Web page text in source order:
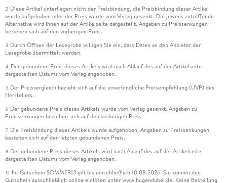
2 Diese Artikel unterliegen nicht der Preisbindung, die Preisbindung dieser Artikel
wurde aufgehoben oder der Preis wurde vom Verlag gesenkt. Die jeweils zutreffende
Alternative wird Ihnen auf der Artikelseite dargestellt. Angaben zu Preissenkungen
beziehen sich auf den vorherigen Preis.
3 Durch Öffnen der Leseprobe willigen Sie ein, dass Daten an den Anbieter der
Leseprobe übermittelt werden.
4 Der gebundene Preis dieses Artikels wird nach Ablauf des auf der Artikelseite
dargestellten Datums vom Verlag angehoben.
5 Der Preisvergleich bezieht sich auf die unverbindliche Preisempfehlung (UVP) des
Herstellers.
6 Der gebundene Preis dieses Artikels wurde vom Verlag gesenkt. Angaben zu
Preissenkungen beziehen sich auf den vorherigen Preis.
7 Die Preisbindung dieses Artikels wurde aufgehoben. Angaben zu Preissenkungen
beziehen sich auf den letzten gebundenen Preis.
8 Der gebundene Preis dieses Artikels wird nach Ablauf des auf der Artikelseite
dargestellten Datums vom Verlag angehoben.
12 Ihr Gutschein SOMMER13 gilt bis einschließlich 10.08.2026. Sie können den
Gutschein ausschließlich online einlösen unter www.hugendubel.de. Keine Bestellung